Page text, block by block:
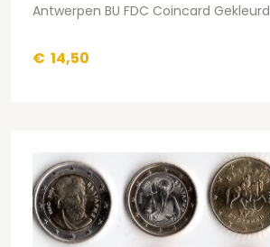
Antwerpen BU FDC Coincard Gekleurd
€ 14,50